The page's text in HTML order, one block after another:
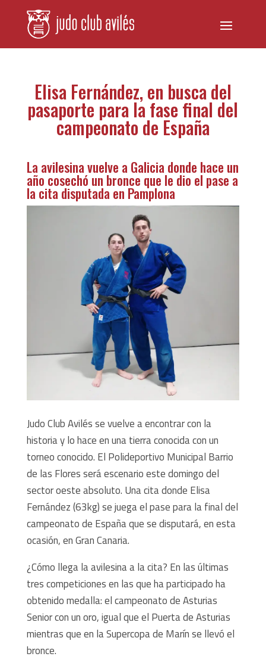
Elisa Fernández, en busca del
pasaporte para la fase final del
campeonato de España
La avilesina vuelve a Galicia donde hace un
año cosechó un bronce que le dio el pase a
la cita disputada en Pamplona
Judo Club Avilés se vuelve a encontrar con la
historia y lo hace en una tierra conocida con un
torneo conocido. El Polideportivo Municipal Barrio
de las Flores será escenario este domingo del
sector oeste absoluto. Una cita donde Elisa
Fernández (63kg) se juega el pase para la final del
campeonato de España que se disputará, en esta
ocasión, en Gran Canaria.
¿Cómo llega la avilesina a la cita? En las últimas
tres competiciones en las que ha participado ha
obtenido medalla: el campeonato de Asturias
Senior con un oro, igual que el Puerta de Asturias
mientras que en la Supercopa de Marín se llevó el
bronce.